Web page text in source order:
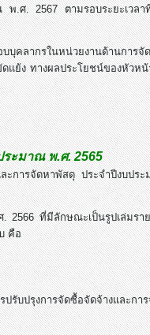
พ.ศ. 2567 ตามรอบระยะเวลา
บุคลากรในหน่วยงานด้านการ
ดแย้ง ทางผลประโยชน์ของหัวห
ระมาณ พ.ศ. 2565
ะการจัดหาพัสดุ ประจำปีงบปร
2566 ที่มีลักษณะเป็นรูปเล่มรา
คือ
รับปรุงการจัดซื้อจัดจ้างและ